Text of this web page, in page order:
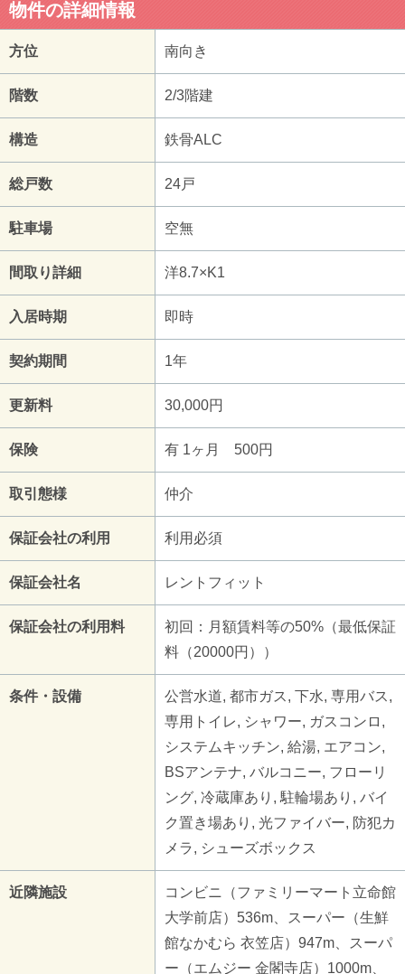
物件の詳細情報
方位 南向き
階数 2/3階建
構造 鉄骨ALC
総戸数 24戸
駐車場 空無
間取り詳細 洋8.7×K1
入居時期 即時
契約期間 1年
更新料 30,000円
保険 有 1ヶ月 500円
取引態様 仲介
保証会社の利用 利用必須
保証会社名 レントフィット
保証会社の利用料
初回：月額賃料等の50%（最低保証
料（20000円））
条件・設備
公営水道, 都市ガス, 下水, 専用バス,
専用トイレ, シャワー, ガスコンロ,
システムキッチン, 給湯, エアコン,
BSアンテナ, バルコニー, フローリ
ング, 冷蔵庫あり, 駐輪場あり, バイ
ク置き場あり, 光ファイバー, 防犯カ
メラ, シューズボックス
近隣施設
コンビニ（ファミリーマート立命館
大学前店）536m、スーパー（生鮮
館なかむら 衣笠店）947m、スーパ
ー（エムジー 金閣寺店）1000m、